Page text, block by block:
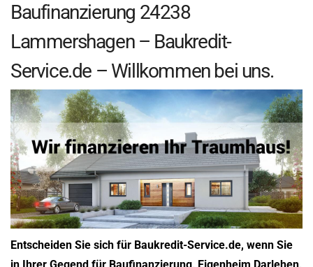
Baufinanzierung 24238
Lammershagen – Baukredit-
Service.de – Willkommen bei uns.
Entscheiden Sie sich für Baukredit-Service.de, wenn Sie